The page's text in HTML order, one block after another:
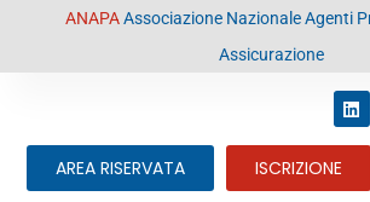
contenutoANAPAAssociazione Nazionale Agenti
Assicurazione
AREA RISERVATA ISCRIZIONE